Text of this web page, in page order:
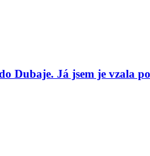
Dubaje. Já jsem je vzala